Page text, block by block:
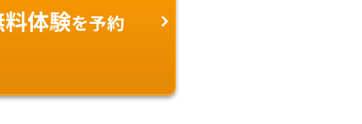
体験を予約